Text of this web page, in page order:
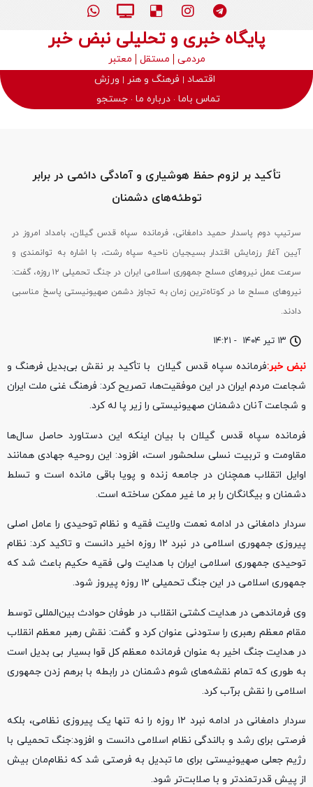
پایگاه خبری و تحلیلی نبض خبر
مردمی مستقل
معتبر
اقتصاد
فرهنگ و هنر
ورزش
تماس باما درباره ما جستجو
۱۳ تیر ۱۴۰۴ - ۱۴:۲۱
تأکید بر لزوم حفظ هوشیاری و آمادگی دائمی در برابر
توطئه‌های دشمنان
سرتیپ دوم پاسدار حمید دامغانی، فرمانده سپاه قدس گیلان، بامداد امروز در
آیین آغاز رزمایش اقتدار بسیجیان ناحیه سپاه رشت، با اشاره به توانمندی و
سرعت عمل نیروهای مسلح جمهوری اسلامی ایران در جنگ تحمیلی ۱۲ روزه، گفت:
نیروهای مسلح ما در کوتاه‌ترین زمان به تجاوز دشمن صهیونیستی پاسخ مناسبی
دادند.
نبض خبر:فرمانده سپاه قدس گیلان با تأکید بر نقش بی‌بدیل فرهنگ و
شجاعت مردم ایران در این موفقیت‌ها، تصریح کرد: فرهنگ غنی ملت ایران
و شجاعت آنان دشمنان صهیونیستی را زیر پا له کرد.
فرمانده سپاه قدس گیلان با بیان اینکه این دستاورد حاصل سال‌ها
مقاومت و تربیت نسلی سلحشور است، افزود: این روحیه جهادی همانند
اوایل اتقلاب همچنان در جامعه زنده و پویا باقی مانده است و تسلط
دشمنان و بیگانگان را بر ما غیر ممکن ساخته است.
سردار دامغانی در ادامه نعمت ولایت فقیه و نظام توحیدی را عامل اصلی
پیروزی جمهوری اسلامی در نبرد ۱۲ روزه اخیر دانست و تاکید کرد: نظام
توحیدی جمهوری اسلامی ایران با هدایت ولی فقیه حکیم باعث شد که
جمهوری اسلامی در این جنگ تحمیلی ۱۲ روزه پیروز شود.
وی فرماندهی در هدایت کشتی انقلاب در طوفان حوادث بین‌المللی توسط
مقام معظم رهبری را ستودنی عنوان کرد و گفت: نقش رهبر معظم انقلاب
در هدایت جنگ اخیر به عنوان فرمانده معظم کل قوا بسیار بی بدیل است
به طوری که تمام نقشه‌های شوم دشمنان در رابطه با برهم زدن جمهوری
اسلامی را نقش برآب کرد.
سردار دامغانی در ادامه نبرد ۱۲ روزه را نه تنها یک پیروزی نظامی، بلکه
فرصتی برای رشد و بالندگی نظام اسلامی دانست و افزود:جنگ تحمیلی با
رژیم جعلی صهیونیستی برای ما تبدیل به فرصتی شد که نظام‌مان بیش
از پیش قدرتمندتر و با صلابت‌تر شود.